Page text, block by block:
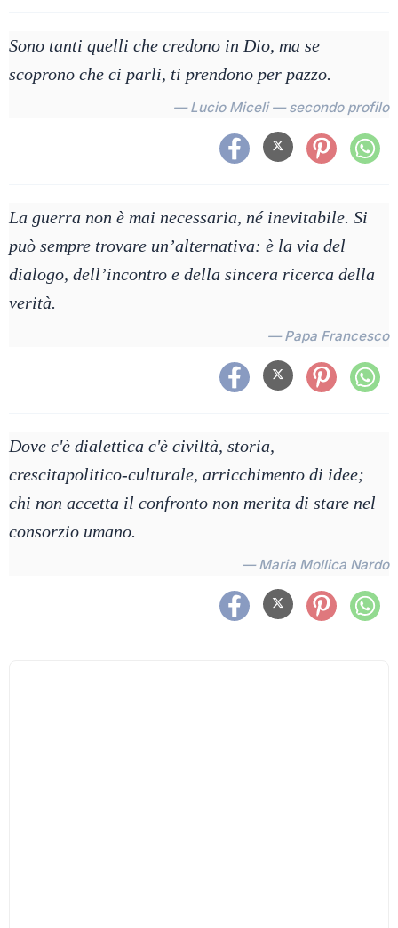
Sono tanti quelli che credono in Dio, ma se
scoprono che ci parli, ti prendono per pazzo.
— Lucio Miceli — secondo profilo
La guerra non è mai necessaria, né inevitabile. Si
può sempre trovare un’alternativa: è la via del
dialogo, dell’incontro e della sincera ricerca della
verità.
— Papa Francesco
Dove c'è dialettica c'è civiltà, storia,
crescitapolitico-culturale, arricchimento di idee;
chi non accetta il confronto non merita di stare nel
consorzio umano.
— Maria Mollica Nardo